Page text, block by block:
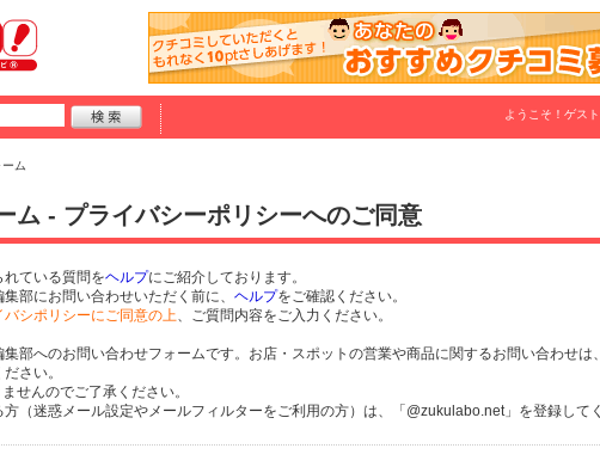
ようこそ！ ゲスト
ム
ム - プライバシーポリシーへのご同意
ている質問をヘルプにご紹介しております。
部にお問い合わせいただく前に、 ヘルプをご確認ください。
バシポリシーにご同意の上、ご質問内容をご入力ください。
部へのお問い合わせフォームです。お店・スポットの営業や商品に関するお問い合わせは
さい。
せんのでご了承ください。
（迷惑メール設定やメールフィルターをご利用の方）は、「@zukulabo.net」を登録して